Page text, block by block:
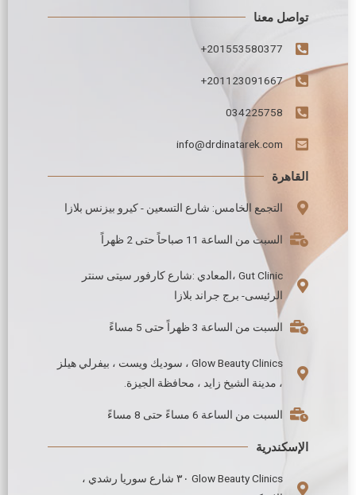
تواصل معنا
201553580377+
201123091667+
034225758
info@drdinatarek.com
القاهرة
التجمع الخامس: شارع التسعين - كيرو بيزنس بلازا
السبت من الساعة 11 صباحاً حتى 2 ظهراً
Gut Clinic ،المعادي :شارع كارفور سيتى سنتر
الرئيسى- برج جراند بلازا
السبت من الساعة 3 ظهراً حتى 5 مساءً
Glow Beauty Clinics ، سوديك ويست ، بيفرلي هيلز
، مدينة الشيخ زايد ، محافظة الجيزة.
السبت من الساعة 6 مساءً حتى 8 مساءً
الإسكندرية
Glow Beauty Clinics ٣٠ شارع سوريا رشدي ،